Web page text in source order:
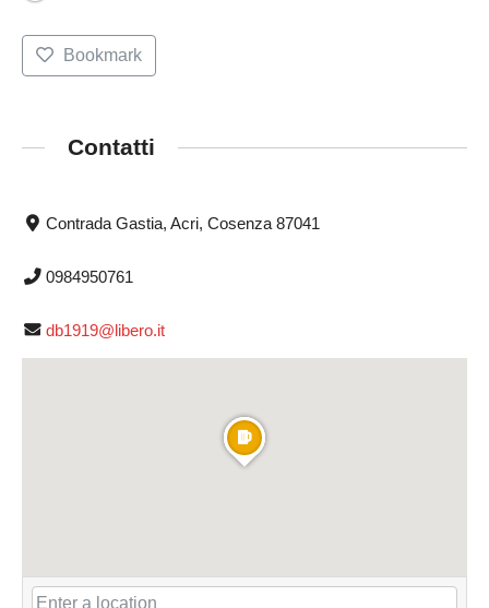
Bookmark
Contatti
Contrada Gastia, Acri, Cosenza 87041
0984950761
db1919@libero.it